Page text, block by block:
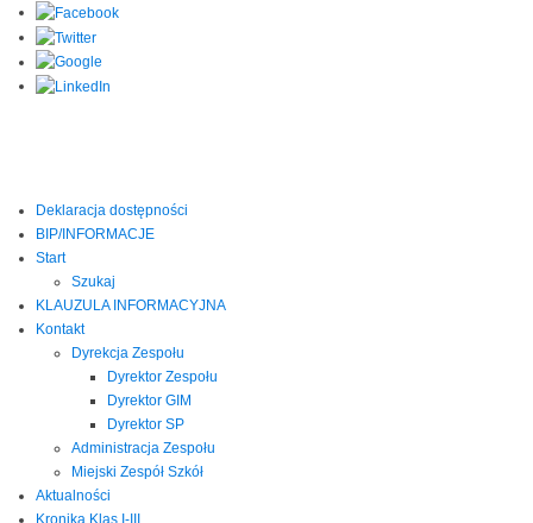
Deklaracja dostępności
BIP/INFORMACJE
Start
Szukaj
KLAUZULA INFORMACYJNA
Kontakt
Dyrekcja Zespołu
Dyrektor Zespołu
Dyrektor GIM
Dyrektor SP
Administracja Zespołu
Miejski Zespół Szkół
Aktualności